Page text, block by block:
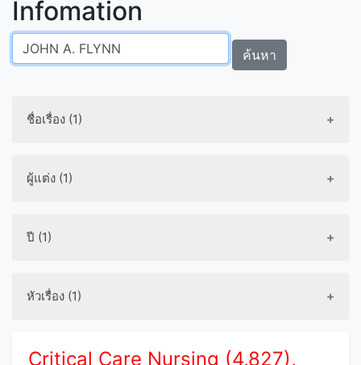
Infomation
ค้นหา
ชื่อเรื่อง (1)
ผู้แต่ง (1)
ปี (1)
หัวเรื่อง (1)
Critical Care Nursing (4,827),